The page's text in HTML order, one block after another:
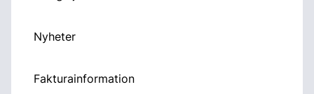
Nyheter
Fakturainformation